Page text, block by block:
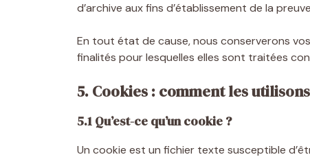
d’archive aux fins d’établissement de la
En tout état de cause, nous conserverons
finalités pour lesquelles elles sont traitées
5. Cookies : comment les
5.1 Qu’est-ce qu’un cookie ?
Un cookie est un fichier texte susceptible